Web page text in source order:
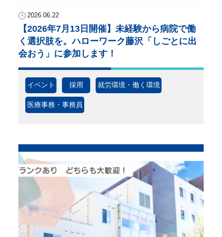
2026.06.22
【2026年7月13日開催】未経験から病院で働
く選択肢を。ハローワーク藤沢「しごとに出
会おう」に参加します！
イベント 採用 就労環境・働く環境
医療事務・事務員